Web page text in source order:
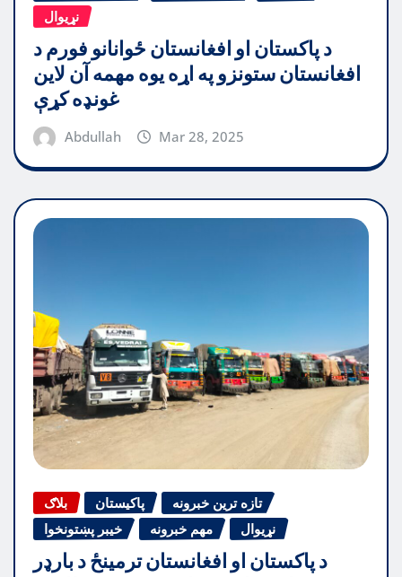
نړیوال
د پاکستان او افغانستان ځوانانو فورم د
افغانستان ستونزو په اړه یوه مهمه آن لاین
غونډه کړې
Abdullah Mar 28, 2025
بلاګ پاکیستان
تازه ترین خبرونه
خیبر پښتونخوا
مهم خبرونه نړیوال
د پاکستان او افغانستان ترمینځ د بارډر